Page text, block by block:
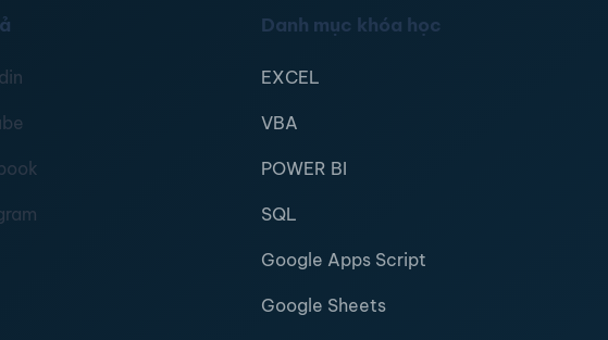
Danh mục khóa học
EXCEL
VBA
POWER BI
SQL
Google Apps Script
Google Sheets